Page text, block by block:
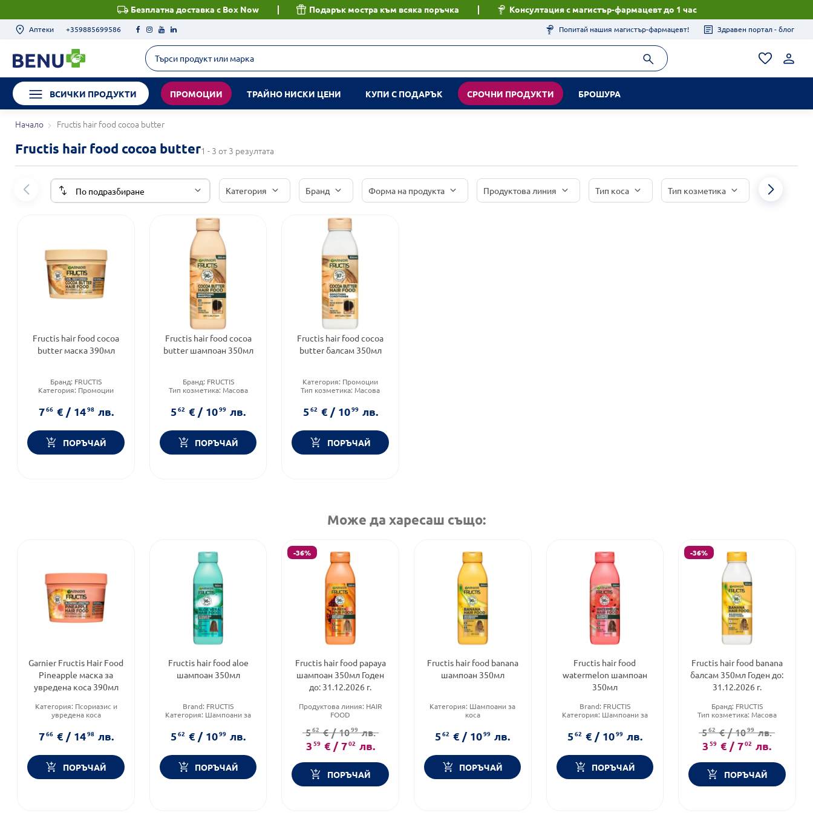
Безплатна доставка с Box Now Подарък мостра към всяка поръчка Консултация с магистър-фармацевт до 1 час
Аптеки +359885699586 Попитай нашия магистър-фармацевт! Здравен портал - блог
ВСИЧКИ ПРОДУКТИ ПРОМОЦИИ ТРАЙНО НИСКИ ЦЕНИ КУПИ С ПОДАРЪК СРОЧНИ ПРОДУКТИ БРОШУРА
Начало Fructis hair food cocoa butter
Fructis hair food cocoa butter1 - 3 от 3 резултата
Категория Бранд Форма на продукта Продуктова линия Тип коса Тип козметика
Fructis hair food cocoa
butter маска 390мл
Бранд: FRUCTIS
Категория: Промоции
766 € / 1498 лв.
ПОРЪЧАЙ
Fructis hair food cocoa
butter шампоан 350мл
Бранд: FRUCTIS
Тип козметика: Масова
Тип коса: Всеки тип коса
562 € / 1099 лв.
ПОРЪЧАЙ
Fructis hair food cocoa
butter балсам 350мл
Категория: Промоции
Тип козметика: Масова
Форма на продукта:
562 € / 1099 лв.
ПОРЪЧАЙ
Може да харесаш също:
Garnier Fructis Hair Food
Pineapple маска за
увредена коса 390мл
Категория: Псориазис и
увредена коса
козметика
Тип коса: Суха и увредена
766 € / 1498 лв.
ПОРЪЧАЙ
Fructis hair food aloe
шампоан 350мл
Brand: FRUCTIS
Категория: Шампоани за
Тип козметика:Масова
козметика
562 € / 1099 лв.
ПОРЪЧАЙ
-36%
Fructis hair food papaya
шампоан 350мл Годен
до: 31.12.2026 г.
Продуктова линия: HAIR
FOOD
козметика
Тип коса:Всеки тип коса
562€ / 1099лв.
359 € / 702 лв.
ПОРЪЧАЙ
Fructis hair food banana
шампоан 350мл
Категория: Шампоани за
коса
FOOD
Тип коса:Всеки тип коса
562 € / 1099 лв.
ПОРЪЧАЙ
Fructis hair food
watermelon шампоан
350мл
Brand: FRUCTIS
Категория: Шампоани за
Тип коса: Всеки тип коса
562 € / 1099 лв.
ПОРЪЧАЙ
-36%
Fructis hair food banana
балсам 350мл Годен до:
31.12.2026 г.
Бранд: FRUCTIS
Тип козметика: Масова
Тип коса:Суха и изтощена
коса
562 € / 1099 лв.
359 € / 702 лв.
ПОРЪЧАЙ